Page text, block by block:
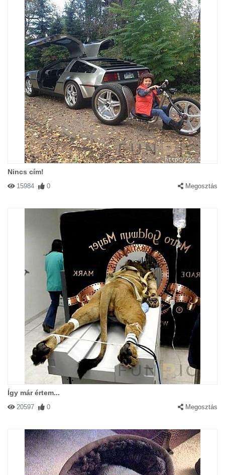
Nincs cím!
15984 0 Megosztás
Így már értem...
20597 0 Megosztás